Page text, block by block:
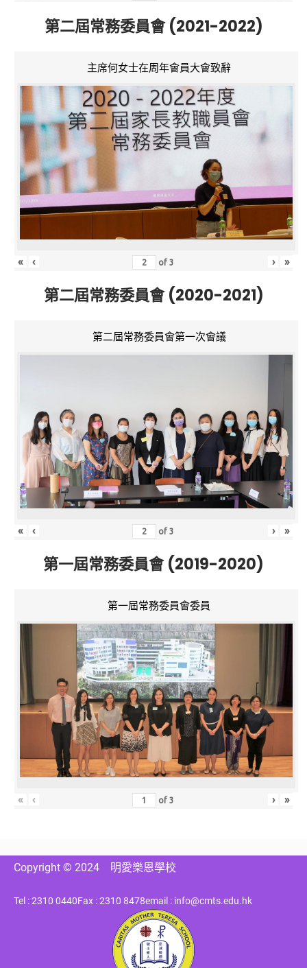
第二屆常務委員會 (2021-2022)
主席何女士在周年會員大會致辭
« ‹ of3 › »
第二屆常務委員會 (2020-2021)
第二屆常務委員會第一次會議
« ‹ of3 › »
第一屆常務委員會 (2019-2020)
第一屆常務委員會委員
« ‹ of3 › »
Copyright © 2024 明愛樂恩學校
Tel : 2310 0440Fax : 2310 8478email : info@cmts.edu.hk